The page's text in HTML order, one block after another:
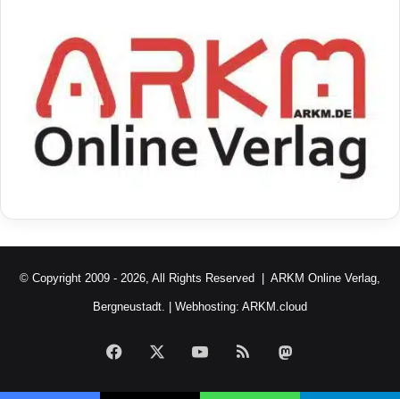
© Copyright 2009 - 2026, All Rights Reserved | ARKM Online Verlag,
Bergneustadt. | Webhosting: ARKM.cloud
Facebook YouTubeRSS